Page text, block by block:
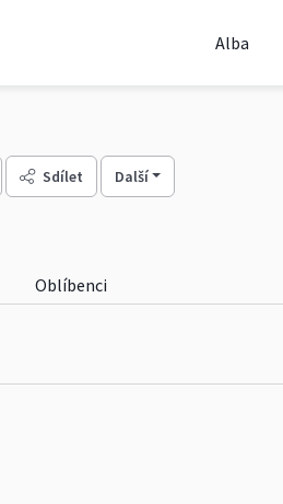
Alba
Sdílet
Další
Oblíbenci